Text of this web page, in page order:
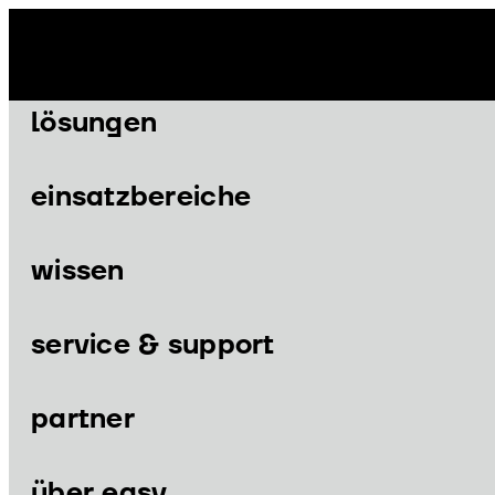
Menü
lösungen
einsatzbereiche
wissen
service & support
partner